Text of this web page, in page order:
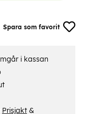
Spara som favorit
i kassan
Prisjakt &